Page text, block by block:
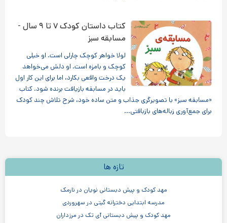
کتاب داستان کودک ۷ تا ۹ سال -
مسابقه سبز
لولا خواهر کوچک چارلی است. او خیلی
کوچک و بامزه است. او دلش می‌خواهد
یک درخت واقعی بکارد، اما برای این کار اول
باید در مسابقه بازیافت برنده شود. کتاب
«مسابقه سبز» با تصویرگری جذاب و متن ساده خود، شرح تلاش چند کودک
برای جمع‌آوری زباله‌های بازبافتی...
تازه ها
مهد کودک و پیش دبستانی نویان در نارمک
مدرسه ابتدایی دخترانه گیتی در سهروردی
مهد کودک و پیش دبستانی آی تک در مرزداران